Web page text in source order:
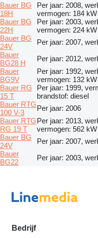
Bauer BG
18H
Per jaar: 2008,
vermogen: 184
Bauer BG
22H
Per jaar: 2003,
vermogen: 224
Bauer BG
24V
Per jaar: 2007,
Bauer
BG28 H
Per jaar: 2012,
Bauer
BG9V
Per jaar: 1992,
vermogen: 132
Bauer RG
15 T
Per jaar: 1999,
brandstof: diesel
Bauer RTG
100 V-3
Per jaar: 2006
Bauer RTG
RG 19 T
Per jaar: 2013,
vermogen: 562
Bauer BG
24V
Per jaar: 2007,
Bauer
BG22
Per jaar: 2003,
Bedrijf